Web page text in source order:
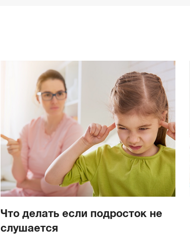
Что делать если подросток не
слушается